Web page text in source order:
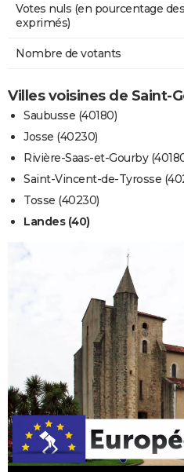
Votes nuls (en pourcentage
exprimés)
Nombre de votants
Villes voisines de Saint-
Saubusse (40180)
Josse (40230)
Rivière-Saas-et-Gourby
Saint-Vincent-de-Tyrosse
Tosse (40230)
Landes (40)